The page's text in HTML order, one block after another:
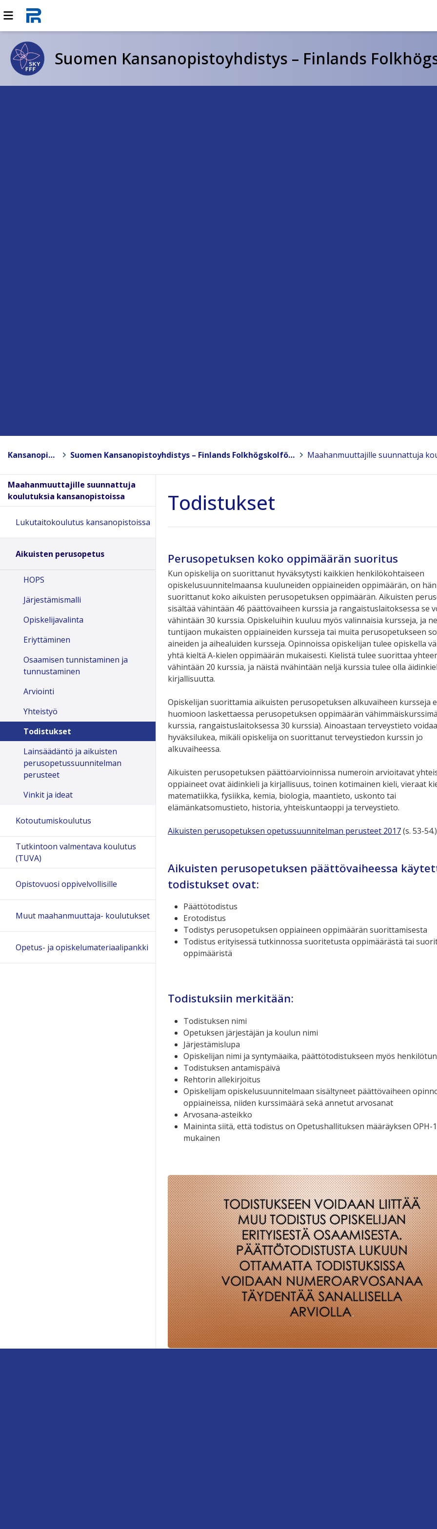
Suomen Kansanopistoyhdistys – Finlands
Kansanopistot Suomen Kansanopistoyhdistys – Finlands Folkhögskolförening ry
Todistukset
Perusopetuksen koko oppimäärän suoritus
Kun opiskelija on suorittanut hyväksytysti kaikkien henkilökohtaiseen
opiskelusuunnitelmaansa kuuluneiden oppiaineiden oppimäärän, on hän
suorittanut koko aikuisten perusopetuksen oppimäärän. Aikuisten
sisältää vähintään 46 päättövaiheen kurssia ja rangaistuslaitoksessa se
vähintään 30 kurssia. Opiskeluihin kuuluu myös valinnaisia kursseja, ja
tuntijaon mukaisten oppiaineiden kursseja tai muita perusopetukseen
aineiden ja aihealuiden kursseja. Opinnoissa opiskelijan tulee opiskella
yhtä kieltä A-kielen oppimäärän mukaisesti. Kielistä tulee suorittaa
vähintään 20 kurssia, ja näistä nvähintään neljä kurssia tulee olla
kirjallisuutta.
Opiskelijan suorittamia aikuisten perusopetuksen alkuvaiheen kursseja
huomioon laskettaessa perusopetuksen oppimäärän
kurssia, rangaistuslaitoksessa 30 kurssia). Ainoastaan terveystieto
hyväksilukea, mikäli opiskelija on suorittanut terveystiedon kurssin jo
alkuvaiheessa.
Aikuisten perusopetuksen päättöarvioinnissa numeroin arvioitavat
oppiaineet ovat äidinkieli ja kirjallisuus, toinen kotimainen kieli, vieraat
matematiikka, fysiikka, kemia, biologia, maantieto, uskonto tai
elämänkatsomustieto, historia, yhteiskuntaoppi ja terveystieto.
Aikuisten perusopetuksen opetussuunnitelman perusteet 2017(s. 53-54.)
Aikuisten perusopetuksen päättövaiheessa
todistukset ovat:
Päättötodistus
Erotodistus
Todistys perusopetuksen oppiaineen oppimäärän suorittamisesta
Todistus erityisessä tutkinnossa suoritetusta oppimäärästä tai
oppimääristä
Todistuksiin merkitään:
Todistuksen nimi
Opetuksen järjestäjän ja koulun nimi
Järjestämislupa
Opiskelijan nimi ja syntymäaika, päättötodistukseen myös
Todistuksen antamispäivä
Rehtorin allekirjoitus
Opiskelijam opiskelusuunnitelmaan sisältyneet päättövaiheen
oppiaineissa, niiden kurssimäärä sekä annetut arvosanat
Arvosana-asteikko
Maininta siitä, että todistus on Opetushallituksen määräyksen OPH-
mukainen
Maahanmuuttajille suunnattuja
koulutuksia kansanopistoissa
Lukutaitokoulutus kansanopistoissa
Aikuisten perusopetus
HOPS
Järjestämismalli
Opiskelijavalinta
Eriyttäminen
Osaamisen tunnistaminen ja
tunnustaminen
Arviointi
Yhteistyö
Todistukset
Lainsäädäntö ja aikuisten
perusopetussuunnitelman
perusteet
Vinkit ja ideat
Kotoutumiskoulutus
Tutkintoon valmentava koulutus
(TUVA)
Opistovuosi oppivelvollisille
Muut maahanmuuttaja- koulutukset
Opetus- ja opiskelumateriaalipankki